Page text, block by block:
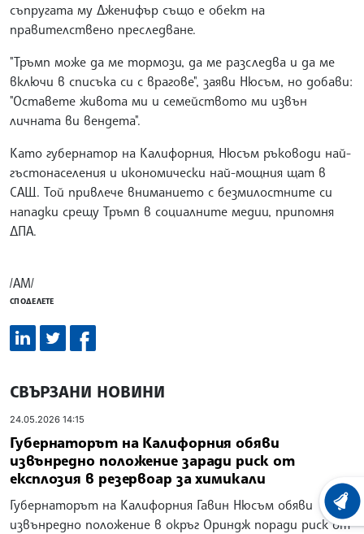
съпругата му Дженифър също е обект на
правителствено преследване.
"Тръмп може да ме тормози, да ме разследва и да ме
включи в списъка си с врагове", заяви Нюсъм, но добави:
"Оставете живота ми и семейството ми извън
личната ви вендета".
Като губернатор на Калифорния, Нюсъм ръководи най-
гъстонаселения и икономически най-мощния щат в
САЩ. Той привлече вниманието с безмилостните си
нападки срещу Тръмп в социалните медии, припомня
ДПА.
/АМ/
СПОДЕЛЕТЕ
СВЪРЗАНИ НОВИНИ
24.05.2026 14:15
Губернаторът на Калифорния обяви
извънредно положение заради риск от
експлозия в резервоар за химикали
Губернаторът на Калифорния Гавин Нюсъм обяви
извънредно положение в окръг Ориндж поради риск от